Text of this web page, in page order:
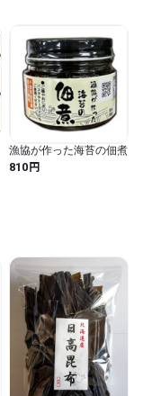
漁協が作った海苔の佃煮
810円